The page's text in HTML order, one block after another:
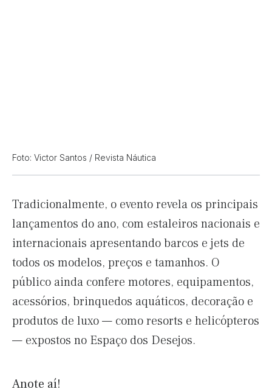
Foto: Victor Santos / Revista Náutica
Tradicionalmente, o evento revela os principais
lançamentos do ano, com estaleiros nacionais e
internacionais apresentando barcos e jets de
todos os modelos, preços e tamanhos. O
público ainda confere motores, equipamentos,
acessórios, brinquedos aquáticos, decoração e
produtos de luxo — como resorts e helicópteros
— expostos no Espaço dos Desejos.
Anote aí!